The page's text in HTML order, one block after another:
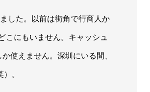
した。以前は街角で行商人か
こにもいません。キャッシュ
使えません。深圳にいる間、
。